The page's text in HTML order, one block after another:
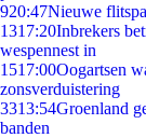
920:47Nieuwe
1317:20Inbrekers
wespennest in
1517:00Oogartsen
zonsverduistering
3313:54Groenland
banden